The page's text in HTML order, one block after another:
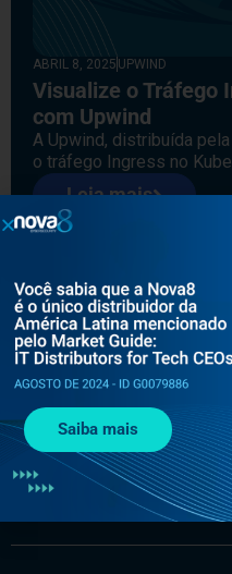
ABRIL 8, 2025 UPWIND
Visualize o Tráfego
com Upwind
A Upwind, distribuída
o tráfego Ingress no
Leia mais
Saiba mais